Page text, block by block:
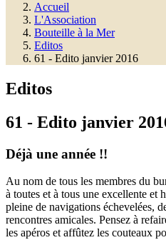
Accueil
L'Association
Bouteille à la Mer
Editos
61 - Edito janvier 2016
Editos
61 - Edito janvier
Déjà une année !!
Au nom de tous les membres du
à toutes et à tous une excellente et
pleine de navigations échevelées,
rencontres amicales. Pensez à
les apéros et affûtez les couteaux